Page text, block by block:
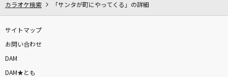
カラオケ検索 「サンタが町にやってくる」の詳細
サイトマップ
お問い合わせ
DAM
DAM★とも